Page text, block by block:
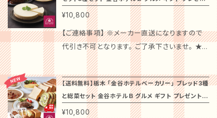
体に焼き色がつくまで焼き上げます。 3. 焼き上
がった焼き鳥に焼鳥タレを絡め、お好みでご飯や
お酒と共にお楽しみください。 【自宅で楽しむ、
博多の焼き鳥！】 このセットでは、博多の焼き鳥
を自宅で簡単に楽しむことができます。華味鳥の
美味しさを存分に味わえる、贅沢な一品をご自
宅の食卓にぜひ加えてください。家族や友人との
特別な時間を演出する、最高のグルメ体験をお
届けいたします。 ◆特徴 本セットは、九州産の
開封後はお早めにお召し上がりをおすすめしま
す。国内配送のみ対応しており、離島への配送は
お受けできませんので、予めご了承下さい。 この
特別なカレー詰合せで、温かいひとときをお過ご
しください。大切な方への感謝の気持ちを込めた
贈り物や、自分自身へのご褒美としても、大変お
すすめの一品です！
大人までお楽しみいただける優しい味わいです。
このセットは、大切な方への心を込めた贈り物
や、お祝いの席にも最適です。 注意事項： 送料
無料でお届けいたしますので、手軽にご購入いた
だけます。常温保存が可能ですが、開封後はお早
めにお召し上がりください。国内配送のみ対応し
ており、離島への配送はお受けできませんので予
めご了承ください。 この特別なカレー詰合せで、
です！豊かな風味と多彩な食感が楽しめる洋惣
菜は、家族みんなで楽しめるメニューを盛りだく
さんに取り揃えています。特に、三田屋総本家な
らではのこだわりの味わいをお楽しみいただけ
目で厳選した食材を使用し、心を込めて作り上
げました。特に人気のメニューは、どなたでも喜
ばれる美味しさです。一口食べれば、その豊かな
楽しみください。 デリシャエールの「お肉de家バ
ルセット」は、山晃食品の人気商品をまとめてお
届けする特別なセットです。新鮮で上質なお肉を
手軽に楽しめるこのセットは、ギフトやお祝い、記
念日にも最適です。贈り物としても、ご自宅用と
してもおすすめの逸品です。 山晃食品のこだわ
りが詰まった「お肉de家バルセット」は、お肉の
旨味を存分に楽しめる商品ばかり。焼肉や鍋、オ
容 黒毛和牛ビーフシチュー１７０ｇ×３ 商品特
徴 芳醇な香りと味わいの黒毛和牛を、ホテルオ
ークラ特製のソースで柔らかくなるまでじっくり
と煮込んだビーフシチュー。香り立つ伝統のデミ
グラスソースが上品な風味を感じられる逸品。
高級ホテル「ホテルオークラ」で提供されてい
る、極上の味わいをご自宅でも楽しめる黒毛和
牛ビーフシチュー。厳選された国産黒毛和牛の
みを使用し、一つ一つ手作りで丁寧に調理され
ト お祝い 内祝 お礼 贈り物 誕生日 記念日
¥10,800
【ご連絡事項】 ※メーカー直送になりますので
代引き不可となります。 ご了承下さいませ。 ★
☆配送不可地域☆★ 沖縄・離島は、配送不可と
なります。 ※ギフトカードは、お付け出来ませ
ん。 商品名 栃木 「金谷ホテルベーカリー」 オリ
ジナルセット3種セット セット内容 オリジナルハ
ンバーグステーキ2個 オリジナルソース×2個 金
【送料無料】栃木 「金谷ホテルベーカリー」 ブレッド3種
と総菜セット 金谷ホテルＢ グルメ ギフト プレゼント
お祝い 内祝 お礼 贈り物 誕生日 記念日
¥10,800